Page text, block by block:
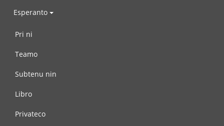
Esperanto
Pri ni
Teamo
Subtenu nin
Libro
Privateco